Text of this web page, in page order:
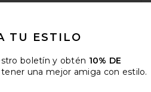
TU ESTILO
boletín y obtén 10% DE
una mejor amiga con estilo.